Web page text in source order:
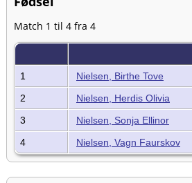
Match 1 til 4 fra 4
1
Nielsen, Birthe Tove
2
Nielsen, Herdis Olivia
3
Nielsen, Sonja Ellinor
4
Nielsen, Vagn Faurskov